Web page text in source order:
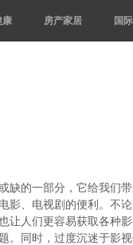
康 房产家居 国
缺的一部分，它给我们
影、电视剧的便利。不
让人们更容易获取各种
。同时，过度沉迷于影